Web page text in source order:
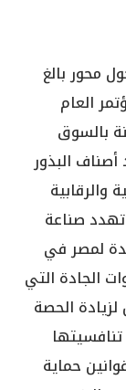
محور بالغ
العام
بالسوق
البذور
والرقابية
تهدد صناعة
لمصر في
الجادة التي
الحصة
حماية